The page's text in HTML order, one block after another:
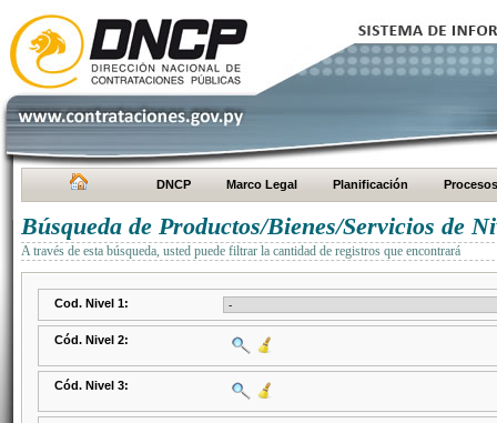
DNCP Marco Legal Planificación Procesos
Búsqueda de Productos/Bienes/Servicios de
A través de esta búsqueda, usted puede filtrar la cantidad de registros que encontrará
Cod. Nivel 1:
Cód. Nivel 2:
Cód. Nivel 3: